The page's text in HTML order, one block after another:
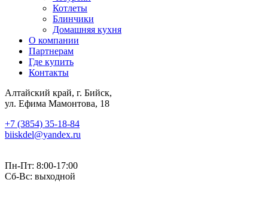
Котлеты
Блинчики
Домашняя кухня
О компании
Партнерам
Где купить
Контакты
Алтайский край, г. Бийск,
ул. Ефима Мамонтова, 18
+7 (3854) 35-18-84
biiskdel@yandex.ru
Пн-Пт: 8:00-17:00
Сб-Вс: выходной